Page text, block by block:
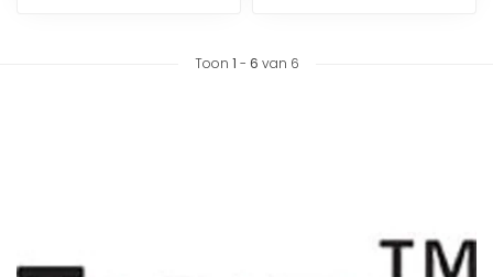
Toon 1 - 6 van 6